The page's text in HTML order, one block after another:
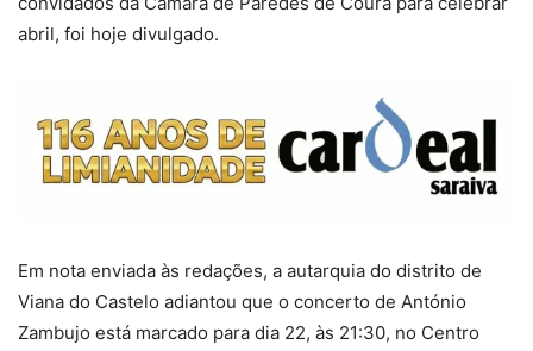
abril, foi hoje divulgado.
Em nota enviada às redações, a autarquia do distrito de
Viana do Castelo adiantou que o concerto de António
Zambujo está marcado para dia 22, às 21:30, no Centro